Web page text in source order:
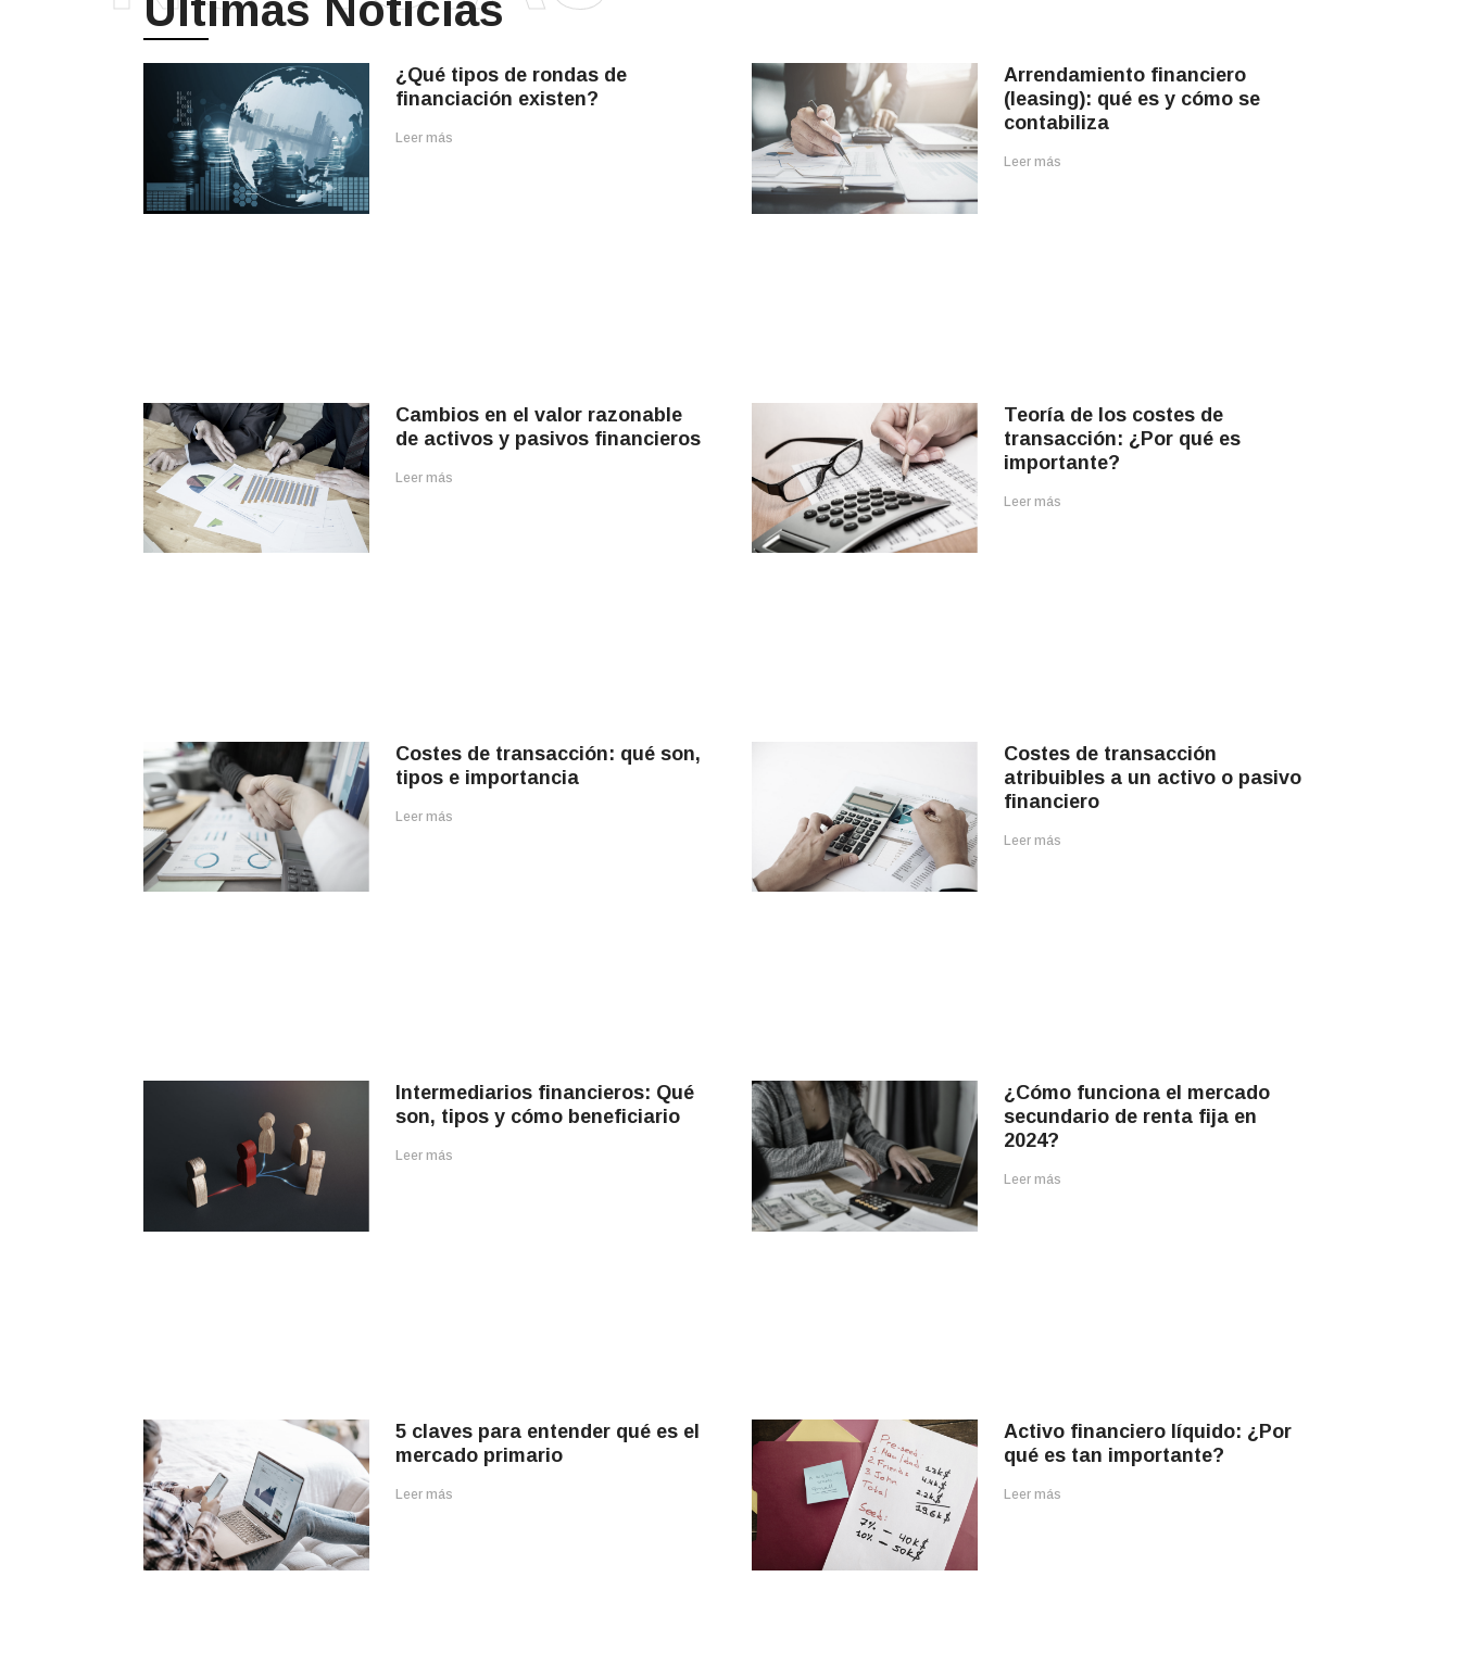
¿Qué tipos de rondas de
financiación existen?
Leer más
Arrendamiento financiero
(leasing): qué es y cómo se
contabiliza
Leer más
Cambios en el valor razonable
de activos y pasivos financieros
Leer más
Teoría de los costes de
transacción: ¿Por qué es
importante?
Leer más
Costes de transacción: qué son,
tipos e importancia
Leer más
Costes de transacción
atribuibles a un activo o pasivo
financiero
Leer más
Intermediarios financieros: Qué
son, tipos y cómo beneficiario
Leer más
¿Cómo funciona el mercado
secundario de renta fija en
2024?
Leer más
5 claves para entender qué es el
mercado primario
Leer más
Activo financiero líquido: ¿Por
qué es tan importante?
Leer más